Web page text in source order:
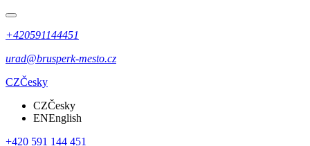
+420591144451
urad@brusperk-mesto.cz
CZČesky
CZČesky
ENEnglish
+420 591 144 451